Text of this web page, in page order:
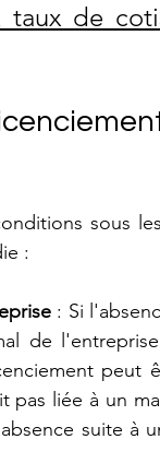
taux de
sous
:
: Si
de
peut
pas liée à un
suite à